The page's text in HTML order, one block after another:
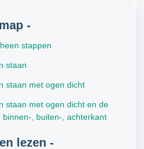
-
stappen
staan
staan met ogen dicht
staan met ogen dicht en de
, buiten-, achterkant
lezen -